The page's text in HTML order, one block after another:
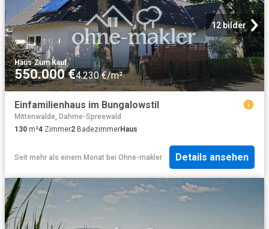
12 bilder
Haus·Zum Kauf
550.000 €4.230 €/m²
Einfamilienhaus im Bungalowstil
Mittenwalde, Dahme-Spreewald
130 m²4 Zimmer2 BadezimmerHaus
Seit mehr als einem Monat bei Ohne-makler Details ansehen